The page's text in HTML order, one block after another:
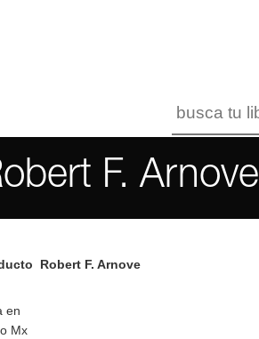
F. Arnove
Robert F. Arnove